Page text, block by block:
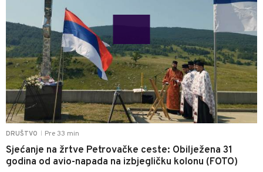
DRUŠTVO Pre 33 min
Sjećanje na žrtve Petrovačke ceste: Obilježena 31
godina od avio-napada na izbjegličku kolonu (FOTO)